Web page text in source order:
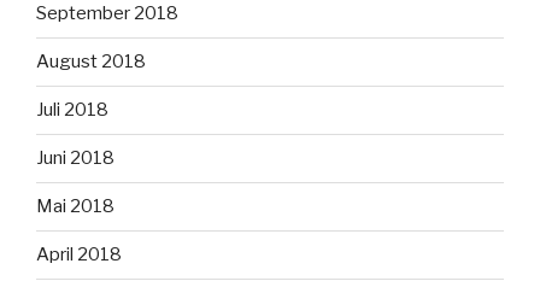
September 2018
August 2018
Juli 2018
Juni 2018
Mai 2018
April 2018